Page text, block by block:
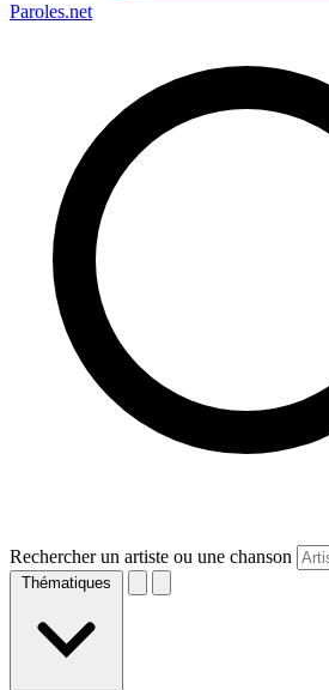
Paroles.net
Rechercher un artiste ou une chanson
Thématiques